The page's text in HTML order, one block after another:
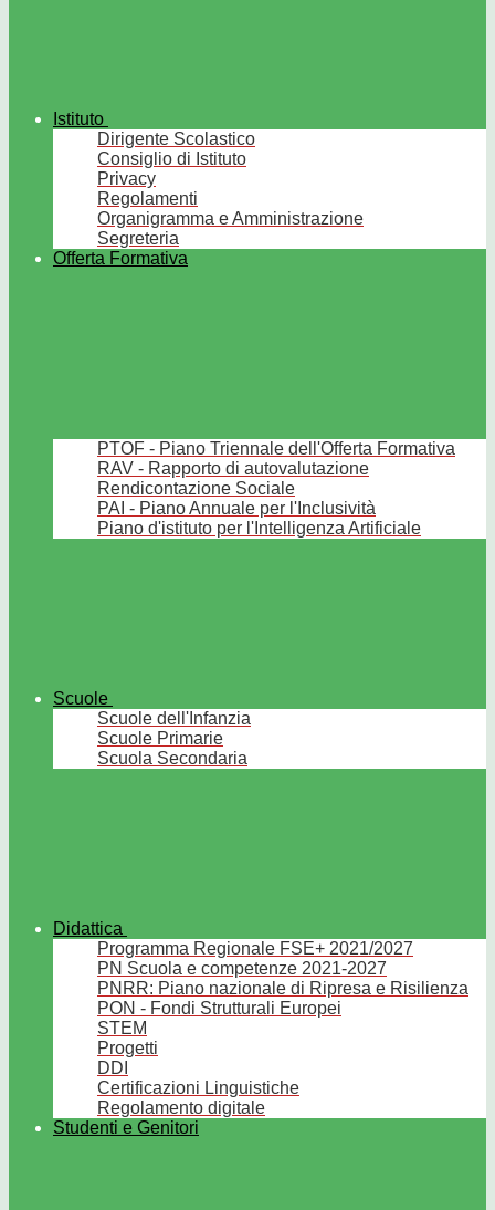
Istituto
Dirigente Scolastico
Consiglio di Istituto
Privacy
Regolamenti
Organigramma e Amministrazione
Segreteria
Offerta Formativa
PTOF - Piano Triennale dell'Offerta Formativa
RAV - Rapporto di autovalutazione
Rendicontazione Sociale
PAI - Piano Annuale per l'Inclusività
Piano d'istituto per l'Intelligenza Artificiale
Scuole
Scuole dell'Infanzia
Scuole Primarie
Scuola Secondaria
Didattica
Programma Regionale FSE+ 2021/2027
PN Scuola e competenze 2021-2027
PNRR: Piano nazionale di Ripresa e Risilienza
PON - Fondi Strutturali Europei
STEM
Progetti
DDI
Certificazioni Linguistiche
Regolamento digitale
Studenti e Genitori